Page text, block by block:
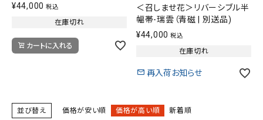
¥44,000 税込
在庫切れ
カートに入れる
＜召しませ花＞リバーシブル半
幅帯-瑞雲（青磁 | 別送品)
¥44,000 税込
在庫切れ
再入荷お知らせ
並び替え 価格が安い順 価格が高い順 新着順